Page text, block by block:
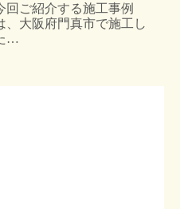
回ご紹介する施工事例
、大阪府門真市で施工し
…